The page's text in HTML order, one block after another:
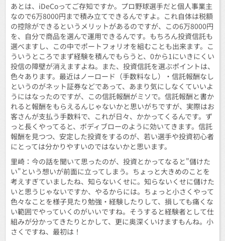
あとは、iDeCoってご存知ですか。プロ野球選手だと個人事業主
なので6万8000円まで積み立てできるんですよ。これ自体は税額
の控除ができるというメリットがあるのですが、この6万8000円
を、自分で商品を選んで運用できるんです。もちろん投資信託も
選べますし、この中でポートフォリオを組むことも出来ます。こ
ういうところでまず経験を積んでもらうと、0から1にいきにくい
投信の障壁が消えますよね。また、投資信託を選ぶポイントは、
色々あります。最近はノーロード（手数料なし）・信託報酬なし
というのがネット証券などであって、あまり気にしなくていいよ
うにはなったのですが、この信託報酬がミソで。信託報酬と書か
れると報酬をもらえるんじゃないかと思いがちですが、実際はお
客さんが支払う手数料で、これが日々、かかってくるんです。ず
っと長くやってると、ボディブローのように効いてきます。信託
報酬を見つつ、安定した投資をするのが、若い選手や投資初心者
にとっては分かりやすいのではないかと思います。
里崎：今の話を聞いて思ったのが、投資とかってなると"儲けた
い"という想いが前面に立ってしまう。ちょっと大きめのことを
考えすぎていましたね、知らないくせに。知らないくせに儲けた
いと思うじゃないですか、やるからには。ちょっと小さくやって
色々なことを様子見たり勉強・経験したりして、損しても痛くな
い範囲でやっていくのがいいですね。そうすると経験者として仕
組みが分かってきたりとかして、更に奥深くいけますもんね。小
さくですね、最初は！